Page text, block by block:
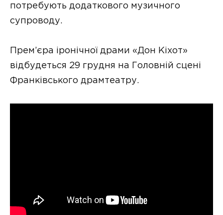
потребують додаткового музичного
супроводу.
Прем’єра іронічної драми «Дон Кіхот»
відбудеться 29 грудня на Головній сцені
Франківського драмтеатру.